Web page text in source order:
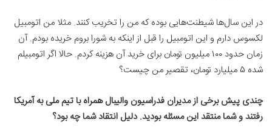
در این سال‌ها شیطنت‌هایی بوده که من را تخریب کنند. مثلا من اتومبیل
لکسوس دارم و این اتومبیل را قبل از اینکه به شورا بروم خریده بودم. آن
زمان حدود ۱۰۰ میلیون تومان برای خرید آن هزینه کردم. حالا اگر اتومبیلم
شده ۵ میلیارد تومان، تقصیر من چیست؟
چندی پیش برخی از مدیران فدراسیون والیبال همراه با تیم ملی به آمریکا
رفتند و شما منتقد این مسئله بودید. دلیل انتقاد شما چه بود؟